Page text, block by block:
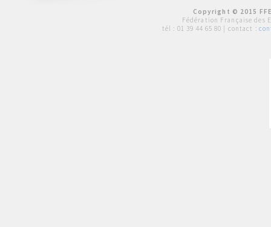
Copyright © 2015
Fédération Française des
tél : 01 39 44 65 80 | contact :